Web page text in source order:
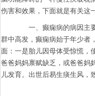
伤害和效果，下面就是有关这
一、癫痫病的病因主要
群中高发，癫痫病始于年少者
面：一是胎儿因母体受惊慌，
爸爸妈妈禀赋缺乏，或爸爸妈
儿发育。出世后易生痰生风，